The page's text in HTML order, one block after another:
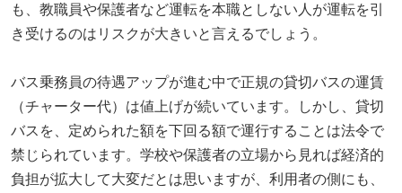
も、教職員や保護者など運転を本職としない人が運転を引
き受けるのはリスクが大きいと言えるでしょう。
バス乗務員の待遇アップが進む中で正規の貸切バスの運賃
（チャーター代）は値上げが続いています。しかし、貸切
バスを、定められた額を下回る額で運行することは法令で
禁じられています。学校や保護者の立場から見れば経済的
負担が拡大して大変だとは思いますが、利用者の側にも、